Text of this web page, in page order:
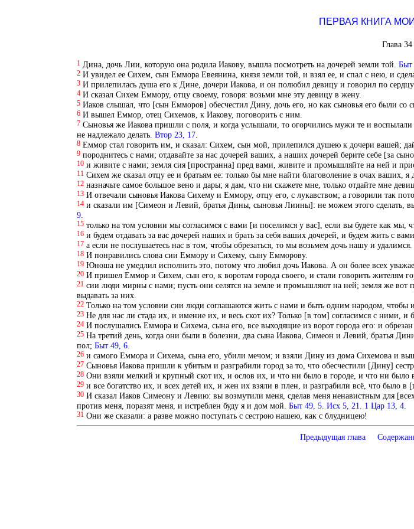
ПЕРВАЯ КНИГА
Глава 34
1 Дина, дочь Лии, которую она родила Иакову, вышла посмотреть на дочерей земли той. Быт
2 И увидел ее Сихем, сын Еммора Евеянина, князя земли той, и взял ее, и спал с нею, и
3 И прилепилась душа его к Дине, дочери Иакова, и он полюбил девицу и говорил по
4 И сказал Сихем Еммору, отцу своему, говоря: возьми мне эту девицу в жену.
5 Иаков слышал, что [сын Емморов] обесчестил Дину, дочь его, но как сыновья его были со
6 И вышел Еммор, отец Сихемов, к Иакову, поговорить с ним.
7 Сыновья же Иакова пришли с поля, и когда услышали, то огорчились мужи те и
не надлежало делать. Втор 23, 17.
8 Еммор стал говорить им, и сказал: Сихем, сын мой, прилепился душею к дочери вашей;
9 породнитесь с нами; отдавайте за нас дочерей ваших, а наших дочерей берите себе [за
10 и живите с нами; земля сия [пространна] пред вами, живите и промышляйте на ней и
11 Сихем же сказал отцу ее и братьям ее: только бы мне найти благоволение в очах ваших, я
12 назначьте самое большое вено и дары; я дам, что ни скажете мне, только отдайте мне
13 И отвечали сыновья Иакова Сихему и Еммору, отцу его, с лукавством; а говорили так
14 и сказали им [Симеон и Левий, братья Дины, сыновья Лиины]: не можем этого сделать,
9.
15 только на том условии мы согласимся с вами [и поселимся у вас], если вы будете как мы,
16 и будем отдавать за вас дочерей наших и брать за себя ваших дочерей, и будем жить с
17 а если не послушаетесь нас в том, чтобы обрезаться, то мы возьмем дочь нашу и удалимся.
18 И понравились слова сии Еммору и Сихему, сыну Емморову.
19 Юноша не умедлил исполнить это, потому что любил дочь Иакова. А он более всех
20 И пришел Еммор и Сихем, сын его, к воротам города своего, и стали говорить жителям
21 сии люди мирны с нами; пусть они селятся на земле и промышляют на ней; земля же вот
выдавать за них.
22 Только на том условии сии люди соглашаются жить с нами и быть одним народом, чтобы
23 Не для нас ли стада их, и имение их, и весь скот их? Только [в том] согласимся с ними, и
24 И послушались Еммора и Сихема, сына его, все выходящие из ворот города его: и
25 На третий день, когда они были в болезни, два сына Иакова, Симеон и Левий, братья
пол; Быт 49, 6.
26 и самого Еммора и Сихема, сына его, убили мечом; и взяли Дину из дома Сихемова и
27 Сыновья Иакова пришли к убитым и разграбили город за то, что обесчестили [Дину]
28 Они взяли мелкий и крупный скот их, и ослов их, и что ни было в городе, и что ни было
29 и все богатство их, и всех детей их, и жен их взяли в плен, и разграбили всё, что было в
30 И сказал Иаков Симеону и Левию: вы возмутили меня, сделав меня ненавистным для
против меня, поразят меня, и истреблен буду я и дом мой. Быт 49, 5. Исх 5, 21 1 Цар 13, 4.
31 Они же сказали: а разве можно поступать с сестрою нашею, как с блудницею!
Предыдущая глава